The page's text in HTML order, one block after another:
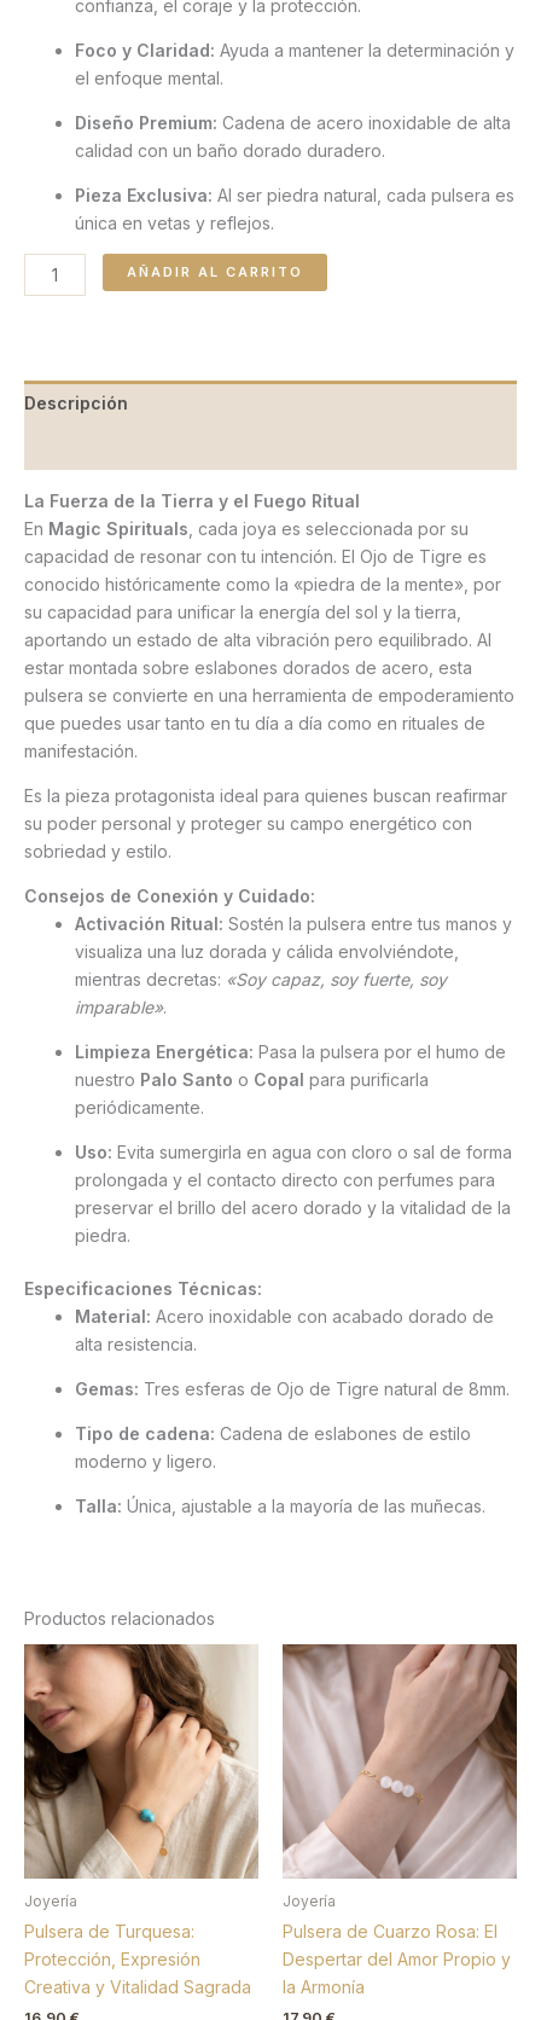
confianza, el coraje y la protección.
Foco y Claridad: Ayuda a mantener la determinación y
el enfoque mental.
Diseño Premium: Cadena de acero inoxidable de alta
calidad con un baño dorado duradero.
Pieza Exclusiva: Al ser piedra natural, cada pulsera es
única en vetas y reflejos.
AÑADIR AL CARRITO
Descripción
La Fuerza de la Tierra y el Fuego Ritual
En Magic Spirituals , cada joya es seleccionada por su
capacidad de resonar con tu intención. El Ojo de Tigre es
conocido históricamente como la «piedra de la mente», por
su capacidad para unificar la energía del sol y la tierra,
aportando un estado de alta vibración pero equilibrado. Al
estar montada sobre eslabones dorados de acero, esta
pulsera se convierte en una herramienta de empoderamiento
que puedes usar tanto en tu día a día como en rituales de
manifestación.
Es la pieza protagonista ideal para quienes buscan reafirmar
su poder personal y proteger su campo energético con
sobriedad y estilo.
Consejos de Conexión y Cuidado:
Activación Ritual: Sostén la pulsera entre tus manos y
visualiza una luz dorada y cálida envolviéndote,
mientras decretas: «Soy capaz, soy fuerte, soy
imparable».
Limpieza Energética: Pasa la pulsera por el humo de
nuestro Palo Santo o Copal para purificarla
periódicamente.
Uso: Evita sumergirla en agua con cloro o sal de forma
prolongada y el contacto directo con perfumes para
preservar el brillo del acero dorado y la vitalidad de la
piedra.
Especificaciones Técnicas:
Material: Acero inoxidable con acabado dorado de
alta resistencia.
Gemas: Tres esferas de Ojo de Tigre natural de 8mm.
Tipo de cadena: Cadena de eslabones de estilo
moderno y ligero.
Talla: Única, ajustable a la mayoría de las muñecas.
Productos relacionados
Joyería
Pulsera de Turquesa:
Protección, Expresión
Creativa y Vitalidad Sagrada
Joyería
Pulsera de Cuarzo Rosa: El
Despertar del Amor Propio y
la Armonía